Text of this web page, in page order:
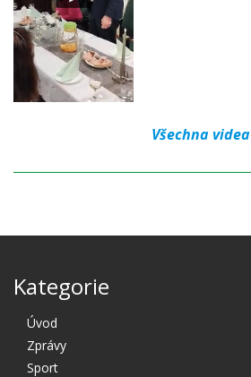
Všechna videa
Kategorie
Úvod
Zprávy
Sport